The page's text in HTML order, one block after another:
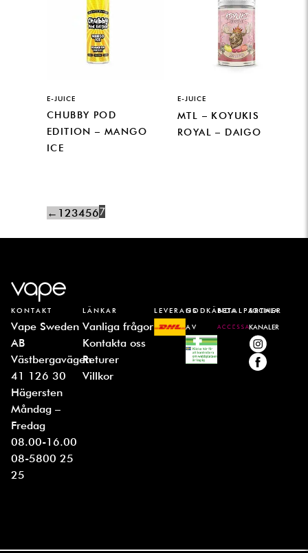
E-JUICE
CHUBBY POD
EDITION – MANGO
ICE
E-JUICE
MTL – KOYUKIS
ROYAL – DAIGO
← 1 234567
KONTAKT
Vape Sweden
AB
Västbergavägen
41 126 30
Hägersten
Måndag –
Fredag
08.00-16.00
08-5800 25
25
LÄNKAR
Vanliga frågor
Kontakta oss
Returer
Villkor
LEVERANSGODKÄNDA
AV
BETALPARTNER
SOCIALA
KANALER